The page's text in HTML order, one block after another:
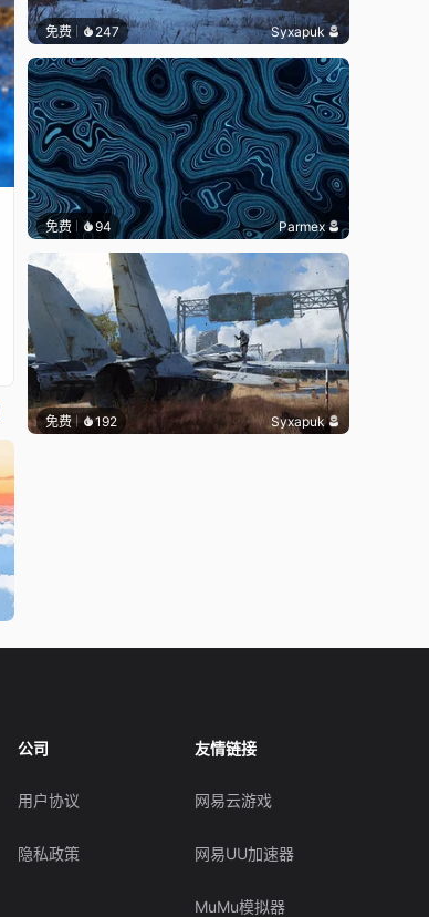
免费 247 Syxapuk
免费 94 Parmex
免费 192 Syxapuk
公司
用户协议
隐私政策
友情链接
网易云游戏
网易UU加速器
MuMu模拟器